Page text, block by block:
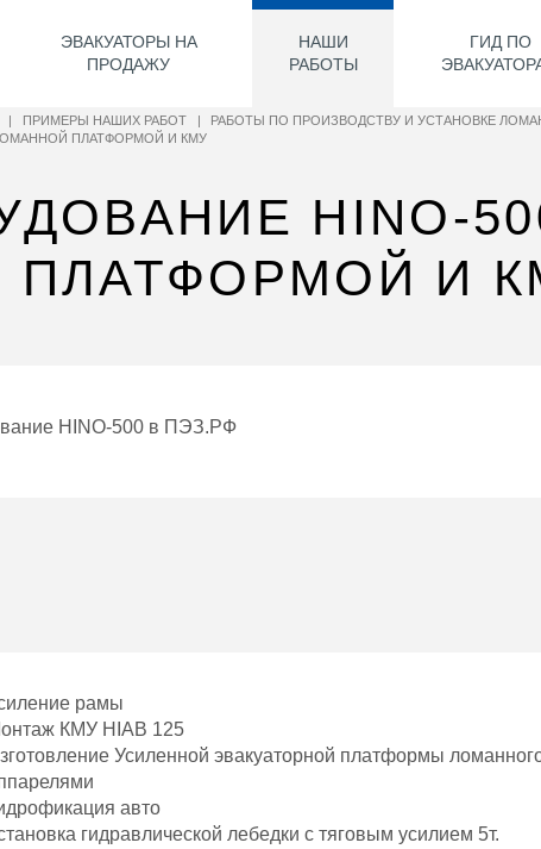
ЭВАКУАТОРЫ НА
ПРОДАЖУ
НАШИ
РАБОТЫ
ГИД ПО
| ПРИМЕРЫ НАШИХ РАБОТ | РАБОТЫ ПО ПРОИЗВОДСТВУ И УСТАНОВКЕ
ПЛАТФОРМОЙ И КМУ
HINO-
И
рамы
КМУ HIAB 125
Усиленной эвакуаторной платформы
авто
гидравлической лебедки с тяговым усилием 5т.